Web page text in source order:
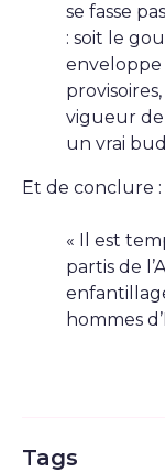
se fasse
: soit le
enveloppe
vigueur
un vrai
Et de conclure :
« Il est
partis de
hommes
Tags